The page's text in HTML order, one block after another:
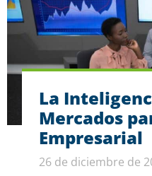
La
Mercados
Empresarial
26 de diciembre de